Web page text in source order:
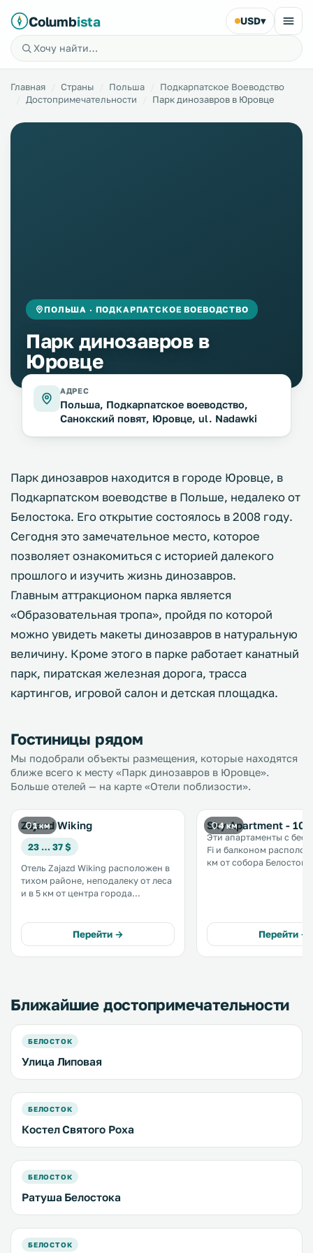
Columbista USD▾
Главная Страны Польша
Подкарпатское Воеводство
Достопримечательности
Парк динозавров в Юровце
ПОЛЬША · ПОДКАРПАТСКОЕ ВОЕВОДСТВО
Парк динозавров в
Юровце
АДРЕС
Польша, Подкарпатское воеводство,
Санокский повят, Юровце, ul. Nadawki
Парк динозавров находится в городе Юровце, в
Подкарпатском воеводстве в Польше, недалеко от
Белостока. Его открытие состоялось в 2008 году.
Сегодня это замечательное место, которое
позволяет ознакомиться с историей далекого
прошлого и изучить жизнь динозавров.
Главным аттракционом парка является
«Образовательная тропа», пройдя по которой
можно увидеть макеты динозавров в натуральную
величину. Кроме этого в парке работает канатный
парк, пиратская железная дорога, трасса
картингов, игровой салон и детская площадка.
Гостиницы рядом
Мы подобрали объекты размещения, которые находятся
ближе всего к месту «Парк динозавров в Юровце».
Больше отелей — на карте «Отели поблизости».
1 км
Zajazd Wiking
23 … 37 $
Отель Zajazd Wiking расположен в
тихом районе, неподалеку от леса
и в 5 км от центра города
номерах со спутниковым
телевидением и отдельной ванной
комнатой. .
Перейти →
4 км
Sky Apartment -
Эти апартаменты с
Fi и балконом
км от собора
территории
Перейти →
Ближайшие достопримечательности
БЕЛОСТОК
Улица Липовая
БЕЛОСТОК
Костел Святого Роха
БЕЛОСТОК
Ратуша Белостока
БЕЛОСТОК